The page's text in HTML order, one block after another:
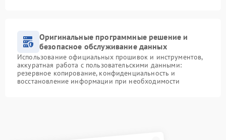
Оригинальные программные решение и
безопасное обслуживание данных
Использование официальных прошивок и инструментов,
аккуратная работа с пользовательскими данными:
резервное копирование, конфиденциальность и
восстановление информации при необходимости